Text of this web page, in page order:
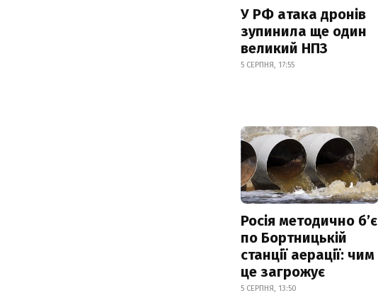
У РФ атака дронів
зупинила ще один
великий НПЗ
5 СЕРПНЯ, 17:55
Росія методично б’є
по Бортницькій
станції аерації: чим
це загрожує
5 СЕРПНЯ, 13:50